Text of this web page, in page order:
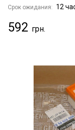
Срок ожидания: 12
592